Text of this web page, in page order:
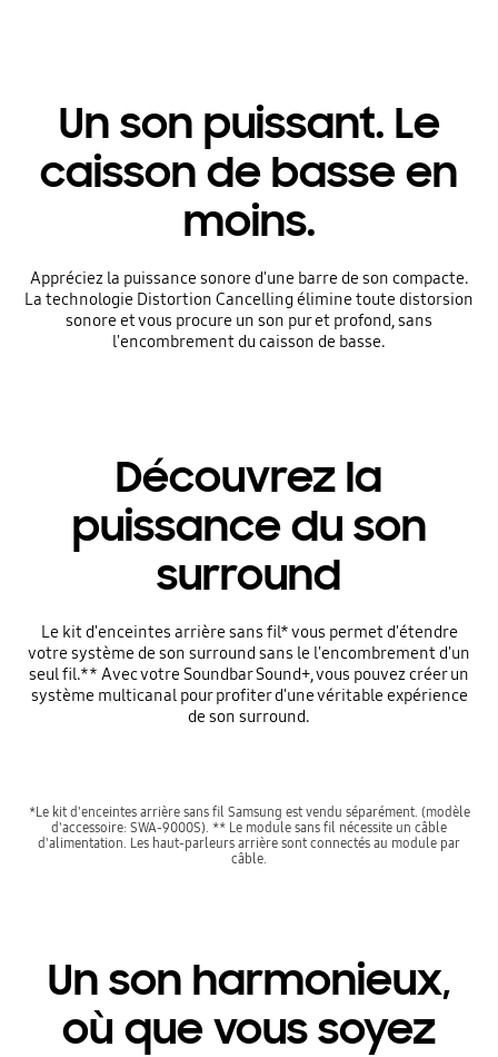
Un son puissant. Le
caisson de basse en
moins.
Appréciez la puissance sonore d'une barre de son compacte.
La technologie Distortion Cancelling élimine toute distorsion
sonore et vous procure un son pur et profond, sans
l'encombrement du caisson de basse.
Découvrez la
puissance du son
surround
Le kit d'enceintes arrière sans fil* vous permet d'étendre
votre système de son surround sans le l'encombrement d'un
seul fil.** Avec votre Soundbar Sound+, vous pouvez créer un
système multicanal pour profiter d'une véritable expérience
de son surround.
*Le kit d'enceintes arrière sans fil Samsung est vendu séparément. (modèle
d'accessoire: SWA-9000S). ** Le module sans fil nécessite un câble
d'alimentation. Les haut-parleurs arrière sont connectés au module par
câble.
Un son harmonieux,
où que vous soyez